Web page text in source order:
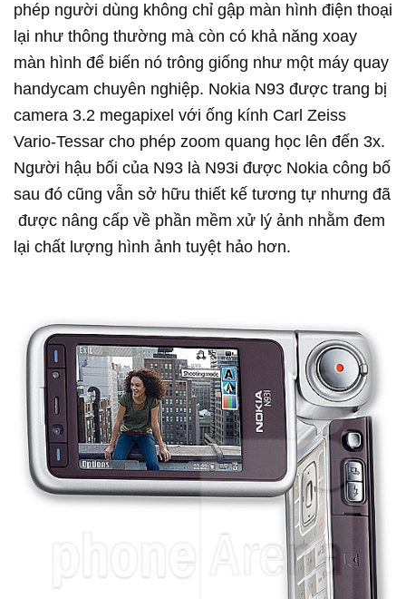
phép người dùng không chỉ gập màn hình điện thoại
lại như thông thường mà còn có khả năng xoay
màn hình để biến nó trông giống như một máy quay
handycam chuyên nghiệp. Nokia N93 được trang bị
camera 3.2 megapixel với ống kính Carl Zeiss
Vario-Tessar cho phép zoom quang học lên đến 3x.
Người hậu bối của N93 là N93i được Nokia công bố
sau đó cũng vẫn sở hữu thiết kế tương tự nhưng đã
được nâng cấp về phần mềm xử lý ảnh nhằm đem
lại chất lượng hình ảnh tuyệt hảo hơn.